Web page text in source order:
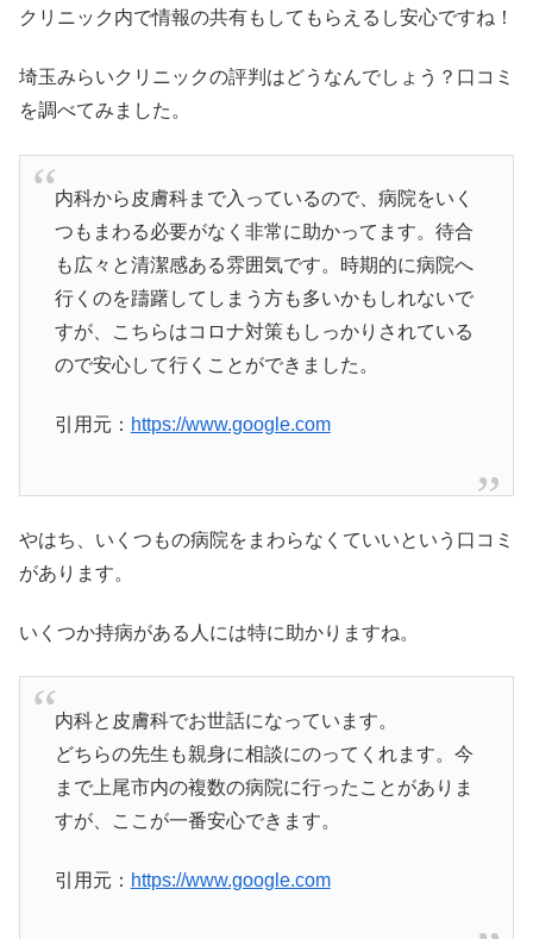
クリニック内で情報の共有もしてもらえるし安心ですね！
埼玉みらいクリニックの評判はどうなんでしょう？口コミ
を調べてみました。
内科から皮膚科まで入っているので、病院をいく
つもまわる必要がなく非常に助かってます。待合
も広々と清潔感ある雰囲気です。時期的に病院へ
行くのを躊躇してしまう方も多いかもしれないで
すが、こちらはコロナ対策もしっかりされている
ので安心して行くことができました。
引用元： https://www.google.com
やはち、いくつもの病院をまわらなくていいという口コミ
があります。
いくつか持病がある人には特に助かりますね。
内科と皮膚科でお世話になっています。
どちらの先生も親身に相談にのってくれます。今
まで上尾市内の複数の病院に行ったことがありま
すが、ここが一番安心できます。
引用元： https://www.google.com